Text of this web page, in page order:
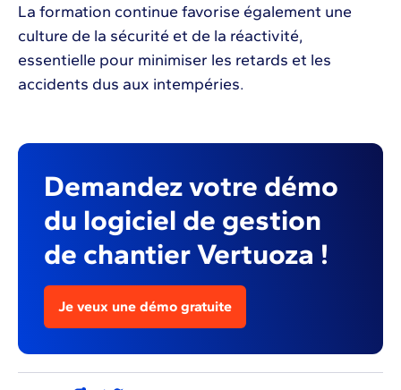
La formation continue favorise également une
culture de la sécurité et de la réactivité,
essentielle pour minimiser les retards et les
accidents dus aux intempéries.
Demandez votre démo
du logiciel de gestion
de chantier Vertuoza !
Je veux une démo gratuite